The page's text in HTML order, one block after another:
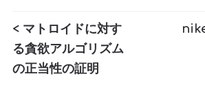
< マトロイドに対す
る貪欲アルゴリズム
の正当性の証明